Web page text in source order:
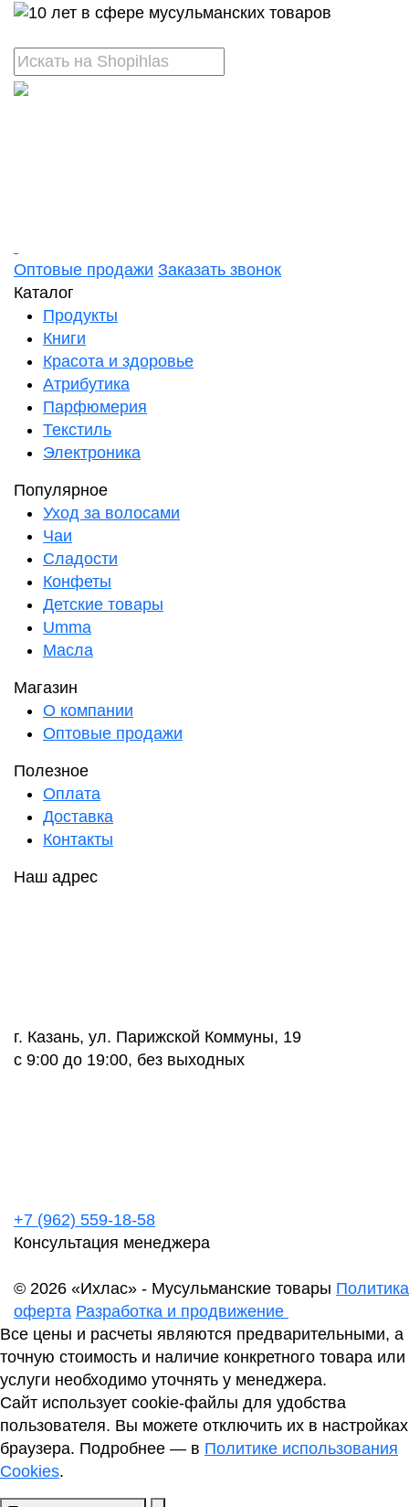
Оптовые продажи Заказать звонок
Каталог
Продукты
Книги
Красота и здоровье
Атрибутика
Парфюмерия
Текстиль
Электроника
Популярное
Уход за волосами
Чаи
Сладости
Конфеты
Детские товары
Umma
Масла
Магазин
О компании
Оптовые продажи
Полезное
Оплата
Доставка
Контакты
Наш адрес
г. Казань, ул. Парижской Коммуны, 19
с 9:00 до 19:00, без выходных
+7 (962) 559-18-58
Консультация менеджера
© 2026 «Ихлас» - Мусульманские товары
оферта Разработка и продвижение
Все цены и расчеты являются предварительными, а
точную стоимость и наличие конкретного товара или
услуги необходимо уточнять у менеджера.
Сайт использует cookie-файлы для удобства
пользователя. Вы можете отключить их в настройках
браузера. Подробнее — в Политике использования
Cookies.